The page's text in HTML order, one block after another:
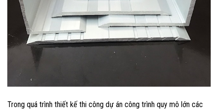
Trong quá trình thiết kế thi công dự án công trình quy mô lớn các